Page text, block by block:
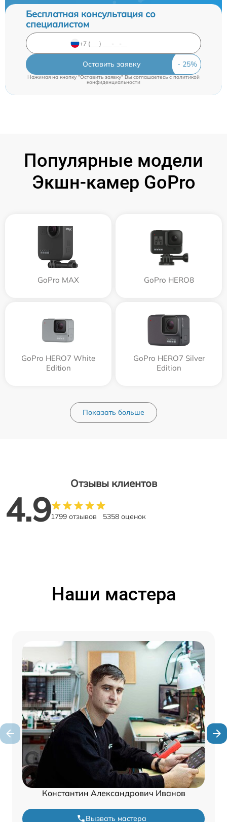
Бесплатная консультация со
специалистом
Оставить заявку
Нажимая на кнопку "Оставить заявку" Вы соглашаетесь c политикой
конфиденциальности
Популярные модели
Экшн-камер GoPro
GoPro MAX GoPro HERO8
GoPro HERO7 White
Edition
GoPro HERO7 Silver
Edition
Показать больше
Отзывы клиентов
4.91799 отзывов 5358 оценок
Наши мастера
Константин Александрович Иванов
Вызвать мастера